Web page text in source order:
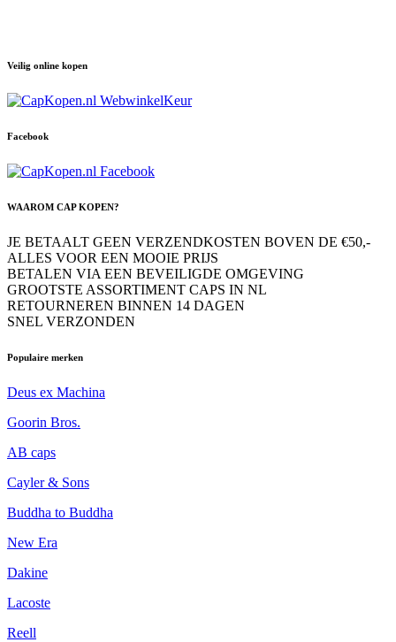
Veilig online kopen
Facebook
WAAROM CAP KOPEN?
JE BETAALT GEEN VERZENDKOSTEN BOVEN DE €50,-
ALLES VOOR EEN MOOIE PRIJS
BETALEN VIA EEN BEVEILIGDE OMGEVING
GROOTSTE ASSORTIMENT CAPS IN NL
RETOURNEREN BINNEN 14 DAGEN
SNEL VERZONDEN
Populaire merken
Deus ex Machina
Goorin Bros.
AB caps
Cayler & Sons
Buddha to Buddha
New Era
Dakine
Lacoste
Reell